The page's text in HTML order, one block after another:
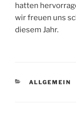
hatten
wir freuen uns
diesem Jahr.
KATEGORIEN
ALLGEMEIN